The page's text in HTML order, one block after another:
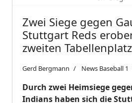
Zwei Siege gegen
Stuttgart Reds
zweiten Tabellenplatz
Gerd Bergmann News Baseball 1
Durch zwei Heimsiege
Indians haben sich die